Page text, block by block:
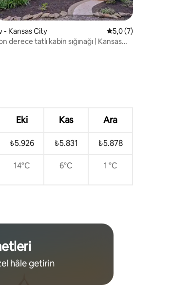
4,92 puan, 12 değerlendirme
- Kansas City 5 üzerinden
5,0 (7)
derece tatlı kabin sığınağı | Kansas
Eki Kas Ara
₺5.926 ₺5.831 ₺5.878
14°C 6°C 1 °C
hâle getirin